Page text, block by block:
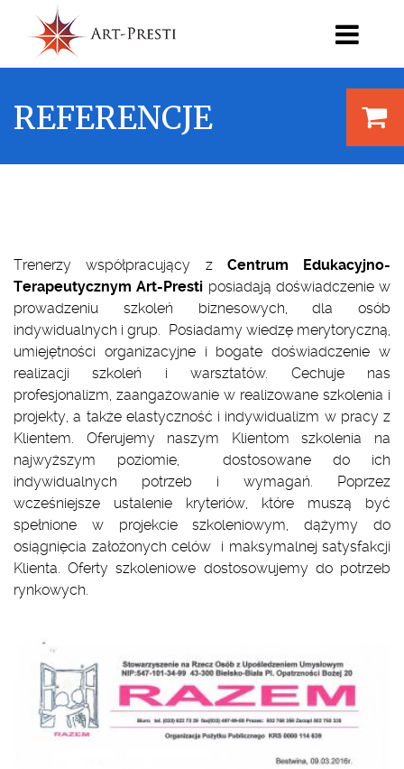
REFERENCJE
Trenerzy współpracujący z Centrum Edukacyjno-
Terapeutycznym Art-Presti posiadają doświadczenie w
prowadzeniu szkoleń biznesowych, dla osób
indywidualnych i grup. Posiadamy wiedzę merytoryczną,
umiejętności organizacyjne i bogate doświadczenie w
realizacji szkoleń i warsztatów. Cechuje nas
profesjonalizm, zaangażowanie w realizowane szkolenia i
projekty, a także elastyczność i indywidualizm w pracy z
Klientem. Oferujemy naszym Klientom szkolenia na
najwyższym poziomie, dostosowane do ich
indywidualnych potrzeb i wymagań. Poprzez
wcześniejsze ustalenie kryteriów, które muszą być
spełnione w projekcie szkoleniowym, dążymy do
osiągnięcia założonych celów i maksymalnej satysfakcji
Klienta. Oferty szkoleniowe dostosowujemy do potrzeb
rynkowych.